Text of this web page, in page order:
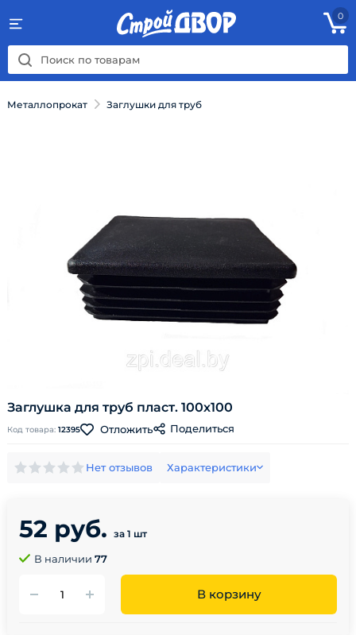
0
Металлопрокат Заглушки для труб
Заглушка для труб пласт. 100х100
Код товара: 12395 Отложить Поделиться
Нет отзывов Характеристики
52 руб. за 1 шт
В наличии 77
В корзину